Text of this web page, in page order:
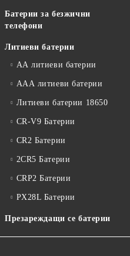
Батерии за безжични
телефони
Литиеви батерии
АА литиеви батерии
ААА литиеви батерии
Литиеви батерии 18650
CR-V9 Батерии
CR2 Батерии
2CR5 Батерии
CRP2 Батерии
PX28L Батерии
Презареждащи се батерии